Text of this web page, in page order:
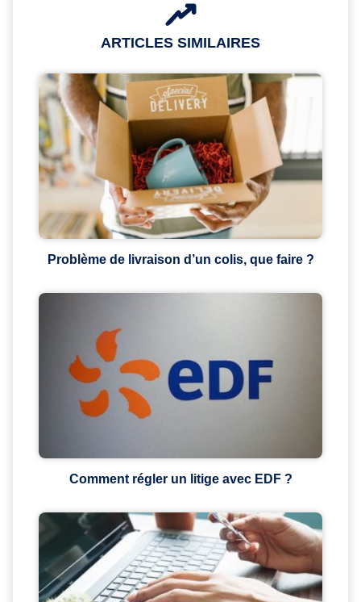
ARTICLES SIMILAIRES
Problème de livraison d’un colis, que faire ?
Comment régler un litige avec EDF ?